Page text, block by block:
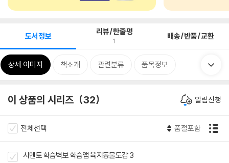
도서정보 리뷰/한줄평
1 배송/반품/교환
상세 이미지 책소개 관련분류 품목정보
이 상품의 시리즈 32 알림신청
전체선택 품절포함
시멘토 학습벽보 학습앱 육지동물도감 3